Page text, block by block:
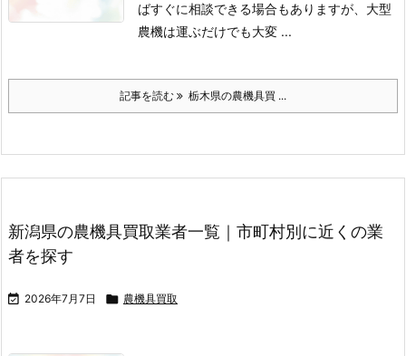
ばすぐに相談できる場合もありますが、大型
農機は運ぶだけでも大変 ...
記事を読む 栃木県の農機具買 ...
新潟県の農機具買取業者一覧｜市町村別に近くの業
者を探す
 2026年7月7日  農機具買取